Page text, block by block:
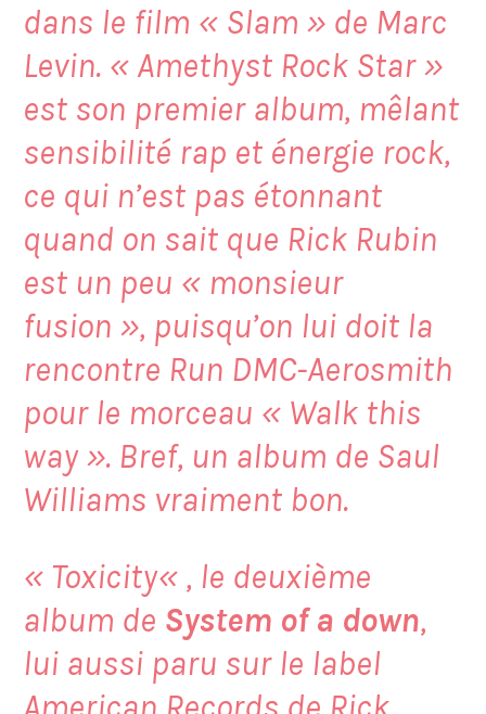
dans le film « Slam » de Marc
Levin. « Amethyst Rock Star »
est son premier album, mêlant
sensibilité rap et énergie rock,
ce qui n’est pas étonnant
quand on sait que Rick Rubin
est un peu « monsieur
fusion », puisqu’on lui doit la
rencontre Run DMC-Aerosmith
pour le morceau « Walk this
way ». Bref, un album de Saul
Williams vraiment bon.
« Toxicity« , le deuxième
album de System of a down,
lui aussi paru sur le label